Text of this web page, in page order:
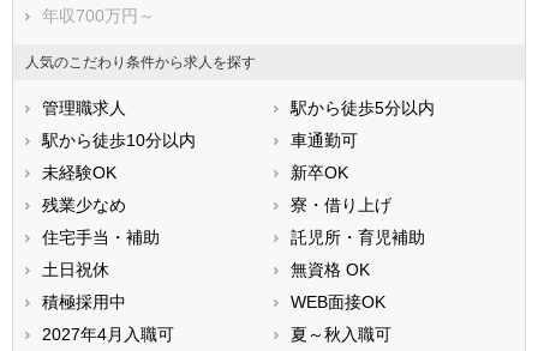
年収700万円～
人気のこだわり条件から求人を探す
管理職求人
駅から徒歩5分以内
駅から徒歩10分以内
車通勤可
未経験OK
新卒OK
残業少なめ
寮・借り上げ
住宅手当・補助
託児所・育児補助
土日祝休
無資格 OK
積極採用中
WEB面接OK
2027年4月入職可
夏～秋入職可